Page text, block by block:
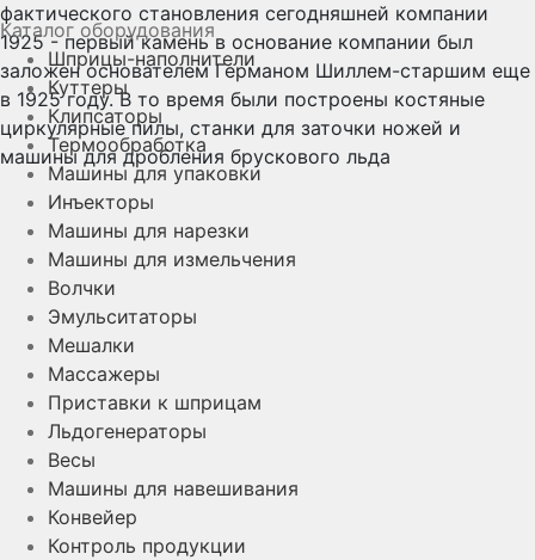
фактического становления сегодняшней компании
1925 - первый камень в основание компании был
заложен основателем Германом Шиллем-старшим еще
в 1925 году. В то время были построены костяные
циркулярные пилы, станки для заточки ножей и
машины для дробления брускового льда
Каталог оборудования
Шприцы-наполнители
Куттеры
Клипсаторы
Термообработка
Машины для упаковки
Инъекторы
Машины для нарезки
Машины для измельчения
Волчки
Эмульситаторы
Мешалки
Массажеры
Приставки к шприцам
Льдогенераторы
Весы
Машины для навешивания
Конвейер
Контроль продукции